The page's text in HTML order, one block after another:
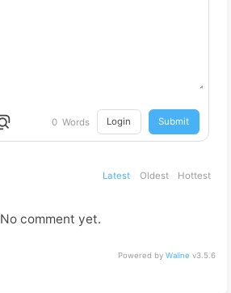
0 Words Login Submit
Latest Oldest Hottest
No comment yet.
Powered by Waline v3.5.6